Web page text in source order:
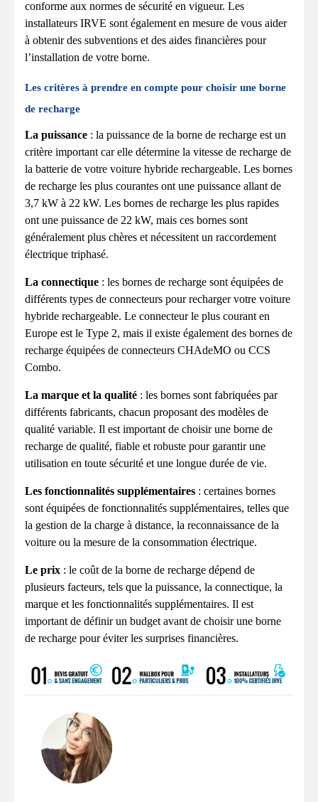
conforme aux normes de sécurité en vigueur. Les
installateurs IRVE sont également en mesure de vous aider
à obtenir des subventions et des aides financières pour
l’installation de votre borne.
Les critères à prendre en compte pour choisir une borne
de recharge
La puissance : la puissance de la borne de recharge est un
critère important car elle détermine la vitesse de recharge de
la batterie de votre voiture hybride rechargeable. Les bornes
de recharge les plus courantes ont une puissance allant de
3,7 kW à 22 kW. Les bornes de recharge les plus rapides
ont une puissance de 22 kW, mais ces bornes sont
généralement plus chères et nécessitent un raccordement
électrique triphasé.
La connectique : les bornes de recharge sont équipées de
différents types de connecteurs pour recharger votre voiture
hybride rechargeable. Le connecteur le plus courant en
Europe est le Type 2, mais il existe également des bornes de
recharge équipées de connecteurs CHAdeMO ou CCS
Combo.
La marque et la qualité : les bornes sont fabriquées par
différents fabricants, chacun proposant des modèles de
qualité variable. Il est important de choisir une borne de
recharge de qualité, fiable et robuste pour garantir une
utilisation en toute sécurité et une longue durée de vie.
Les fonctionnalités supplémentaires : certaines bornes
sont équipées de fonctionnalités supplémentaires, telles que
la gestion de la charge à distance, la reconnaissance de la
voiture ou la mesure de la consommation électrique.
Le prix : le coût de la borne de recharge dépend de
plusieurs facteurs, tels que la puissance, la connectique, la
marque et les fonctionnalités supplémentaires. Il est
important de définir un budget avant de choisir une borne
de recharge pour éviter les surprises financières.